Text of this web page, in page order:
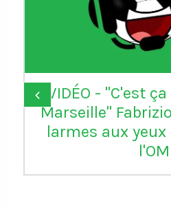
Donald Trump
d’avoir "réparé
injustice" en
rouge de
USA contre
‹